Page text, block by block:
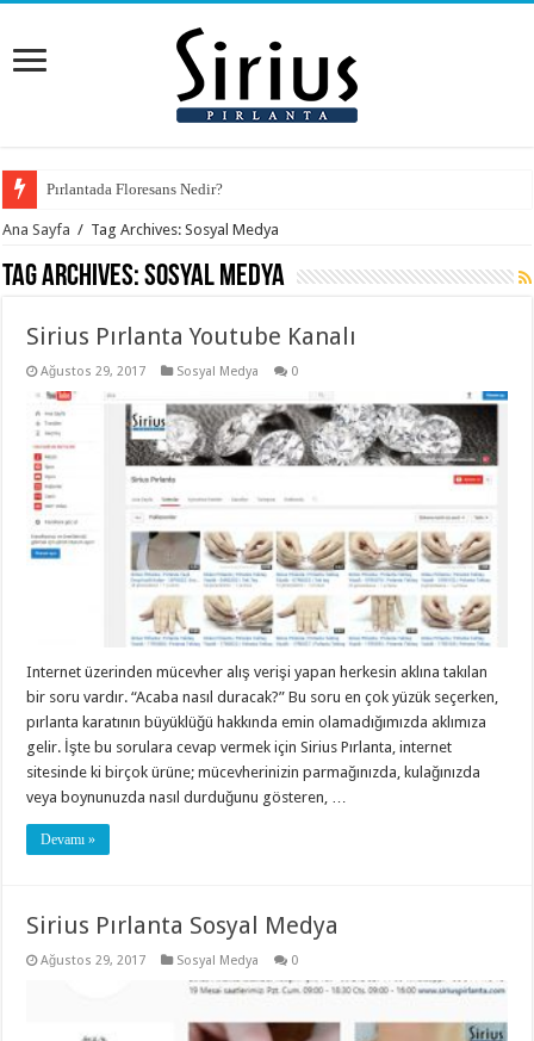
Pırlantada Floresans Nedir?
Ana Sayfa / Tag Archives: Sosyal Medya
Tag Archives:Sosyal Medya
Sirius Pırlanta Youtube Kanalı
Ağustos 29, 2017 Sosyal Medya 0
Internet üzerinden mücevher alış verişi yapan herkesin aklına takılan
bir soru vardır. “Acaba nasıl duracak?” Bu soru en çok yüzük seçerken,
pırlanta karatının büyüklüğü hakkında emin olamadığımızda aklımıza
gelir. İşte bu sorulara cevap vermek için Sirius Pırlanta, internet
sitesinde ki birçok ürüne; mücevherinizin parmağınızda, kulağınızda
veya boynunuzda nasıl durduğunu gösteren, …
Devamı »
Sirius Pırlanta Sosyal Medya
Ağustos 29, 2017 Sosyal Medya 0